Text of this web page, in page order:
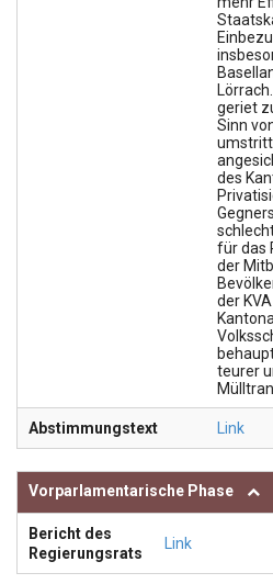
geriet
Sinn
des
für das
der
der
teurer
Abstimmungstext Link
Vorparlamentarische Phase
Bericht des
Regierungsrats
Link